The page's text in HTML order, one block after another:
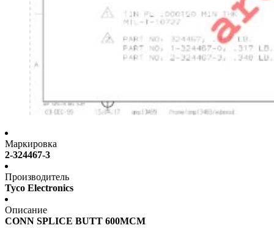
Маркировка
2-324467-3
Производитель
Tyco Electronics
Описание
CONN SPLICE BUTT 600MCM